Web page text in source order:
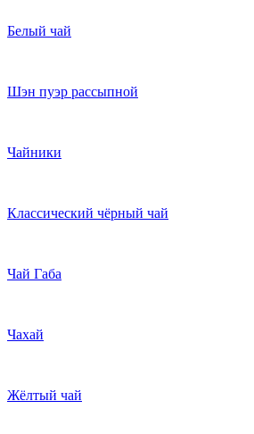
Белый чай
Шэн пуэр рассыпной
Чайники
Классический чёрный чай
Чай Габа
Чахай
Жёлтый чай